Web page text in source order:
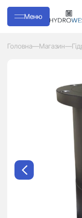
Меню
Головна—Магазин—